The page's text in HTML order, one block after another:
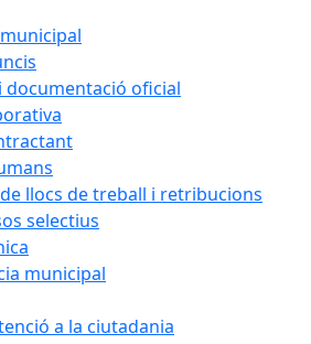
oficial
llocs de treball i retribucions
selectius
municipal
a la ciutadania